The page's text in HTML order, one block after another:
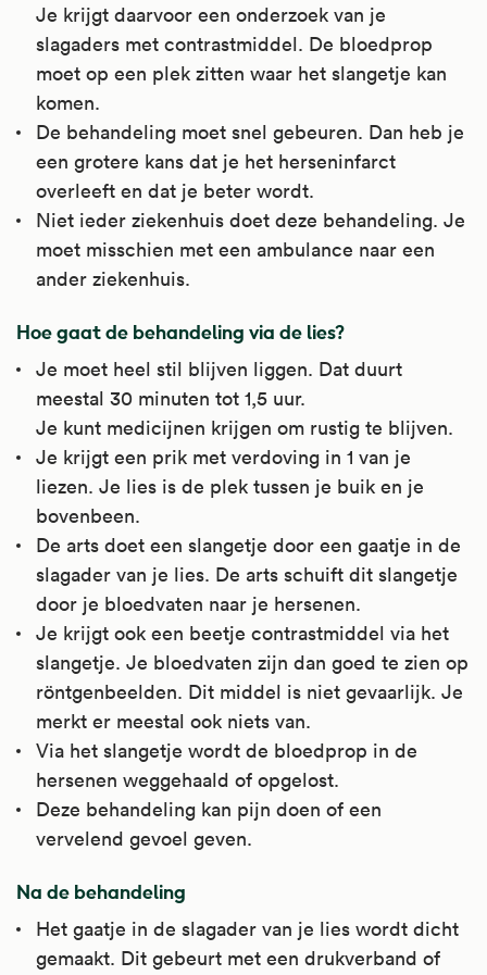
Je krijgt daarvoor een onderzoek van je
slagaders met contrastmiddel. De bloedprop
moet op een plek zitten waar het slangetje kan
komen.
De behandeling moet snel gebeuren. Dan heb je
een grotere kans dat je het herseninfarct
overleeft en dat je beter wordt.
Niet ieder ziekenhuis doet deze behandeling. Je
moet misschien met een ambulance naar een
ander ziekenhuis.
Hoe gaat de behandeling via de lies?
Je moet heel stil blijven liggen. Dat duurt
meestal 30 minuten tot 1,5 uur.
Je kunt medicijnen krijgen om rustig te blijven.
Je krijgt een prik met verdoving in 1 van je
liezen. Je lies is de plek tussen je buik en je
bovenbeen.
De arts doet een slangetje door een gaatje in de
slagader van je lies. De arts schuift dit slangetje
door je bloedvaten naar je hersenen.
Je krijgt ook een beetje contrastmiddel via het
slangetje. Je bloedvaten zijn dan goed te zien op
röntgenbeelden. Dit middel is niet gevaarlijk. Je
merkt er meestal ook niets van.
Via het slangetje wordt de bloedprop in de
hersenen weggehaald of opgelost.
Deze behandeling kan pijn doen of een
vervelend gevoel geven.
Na de behandeling
Het gaatje in de slagader van je lies wordt dicht
gemaakt. Dit gebeurt met een drukverband of